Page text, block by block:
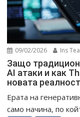
09/02/2026 Ins
Защо
AI атаки и как
новата реалност
Ерата на
само начина, по